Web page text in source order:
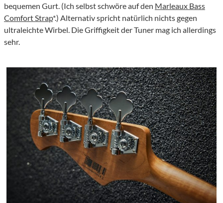
bequemen Gurt. (Ich selbst schwöre auf den Marleaux Bass
Comfort Strap*.) Alternativ spricht natürlich nichts gegen
ultraleichte Wirbel. Die Griffigkeit der Tuner mag ich allerdings
sehr.